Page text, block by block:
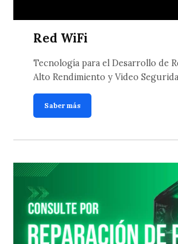
Red WiFi
Tecnología para el Desarrollo de
Alto Rendimiento y Video
Saber más